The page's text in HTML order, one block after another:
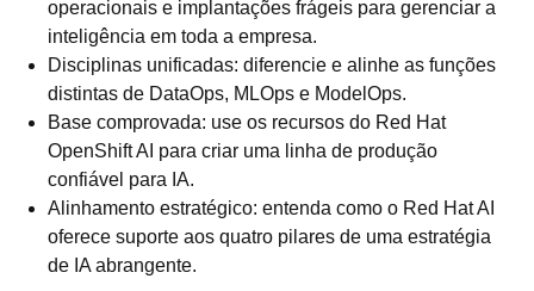
operacionais e implantações frágeis para gerenciar a
inteligência em toda a empresa.
Disciplinas unificadas: diferencie e alinhe as funções
distintas de DataOps, MLOps e ModelOps.
Base comprovada: use os recursos do Red Hat
OpenShift AI para criar uma linha de produção
confiável para IA.
Alinhamento estratégico: entenda como o Red Hat AI
oferece suporte aos quatro pilares de uma estratégia
de IA abrangente.